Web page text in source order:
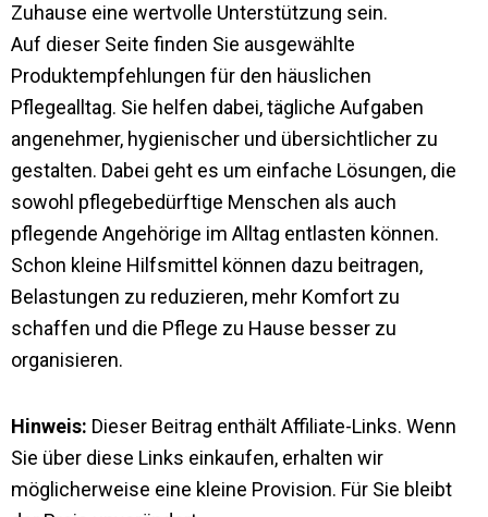
Zuhause eine wertvolle Unterstützung sein.
Auf dieser Seite finden Sie ausgewählte
Produktempfehlungen für den häuslichen
Pflegealltag. Sie helfen dabei, tägliche Aufgaben
angenehmer, hygienischer und übersichtlicher zu
gestalten. Dabei geht es um einfache Lösungen, die
sowohl pflegebedürftige Menschen als auch
pflegende Angehörige im Alltag entlasten können.
Schon kleine Hilfsmittel können dazu beitragen,
Belastungen zu reduzieren, mehr Komfort zu
schaffen und die Pflege zu Hause besser zu
organisieren.
Hinweis: Dieser Beitrag enthält Affiliate-Links. Wenn
Sie über diese Links einkaufen, erhalten wir
möglicherweise eine kleine Provision. Für Sie bleibt